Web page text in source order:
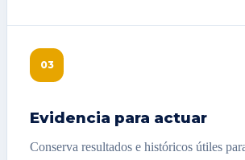
03
Evidencia para actuar
Conserva resultados e históricos útiles